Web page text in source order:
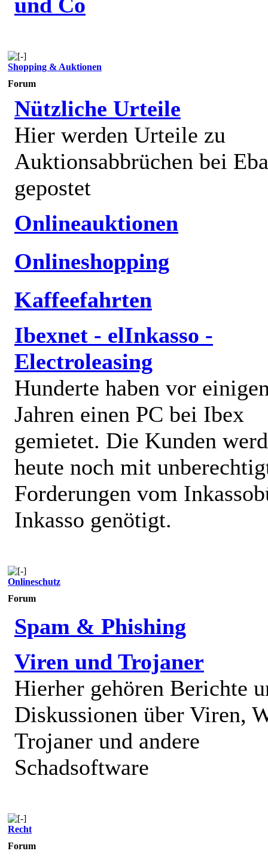
Shopping & Auktionen
Forum
Nützliche Urteile
Hier werden Urteile zu
Auktionsabbrüchen bei
gepostet
Onlineauktionen
Onlineshopping
Kaffeefahrten
Ibexnet - elInkasso -
Electroleasing
Hunderte haben vor
Jahren einen PC bei Ibex
gemietet. Die Kunden
heute noch mit
Forderungen vom
Inkasso genötigt.
Onlineschutz
Forum
Spam & Phishing
Viren und Trojaner
Hierher gehören Berichte
Diskussionen über Viren,
Trojaner und andere
Schadsoftware
Recht
Forum